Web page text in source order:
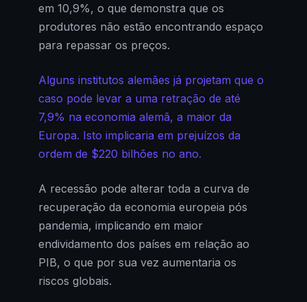
em 10,9%, o que demonstra que os
produtores não estão encontrando espaço
para repassar os preços.
Alguns institutos alemães já projetam que o
caso pode levar a uma retração de até
7,9% na economia alemã, a maior da
Europa. Isto implicaria em prejuízos da
ordem de $220 bilhões no ano.
A recessão pode alterar toda a curva de
recuperação da economia europeia pós
pandemia, implicando em maior
endividamento dos países em relação ao
PIB, o que por sua vez aumentaria os
riscos globais.